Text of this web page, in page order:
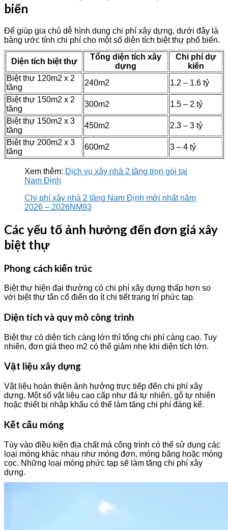
biến
Để giúp gia chủ dễ hình dung chi phí xây dựng, dưới đây là
bảng ước tính chi phí cho một số diện tích biệt thự phổ biến.
Diện tích biệt thự
Tổng diện tích xây
dựng
Chi phí dự
kiến
Biệt thự 120m2 x 2
tầng
240m2
1.2 – 1.6 tỷ
Biệt thự 150m2 x 2
tầng
300m2
1.5 – 2 tỷ
Biệt thự 150m2 x 3
tầng
450m2
2.3 – 3 tỷ
Biệt thự 200m2 x 3
tầng
600m2 3 – 4 tỷ
Xem thêm: Dịch vụ xây nhà 2 tầng trọn gói tại
Nam Định
Chi phí xây nhà 2 tầng Nam Định mới nhất năm
2026 – 2026NM93
Các yếu tố ảnh hưởng đến đơn giá xây
biệt thự
Phong cách kiến trúc
Biệt thự hiện đại thường có chi phí xây dựng thấp hơn so
với biệt thự tân cổ điển do ít chi tiết trang trí phức tạp.
Diện tích và quy mô công trình
Biệt thự có diện tích càng lớn thì tổng chi phí càng cao. Tuy
nhiên, đơn giá theo m2 có thể giảm nhẹ khi diện tích lớn.
Vật liệu xây dựng
Vật liệu hoàn thiện ảnh hưởng trực tiếp đến chi phí xây
dựng. Một số vật liệu cao cấp như đá tự nhiên, gỗ tự nhiên
hoặc thiết bị nhập khẩu có thể làm tăng chi phí đáng kể.
Kết cấu móng
Tùy vào điều kiện địa chất mà công trình có thể sử dụng các
loại móng khác nhau như móng đơn, móng băng hoặc móng
cọc. Những loại móng phức tạp sẽ làm tăng chi phí xây
dựng.